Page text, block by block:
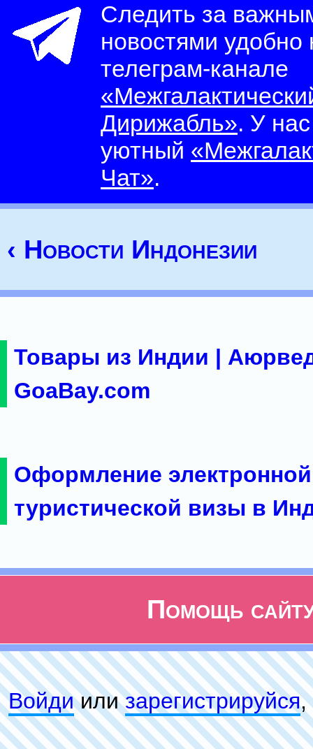
Следить за
новостями
телеграм-канале
Дирижабль». У
уютный
Чат».
‹ Новости Индонезии
Товары из Индии |
GoaBay.com
Оформление электронной
туристической визы в
Помощь
Войдиилизарeгиcтpируйся,